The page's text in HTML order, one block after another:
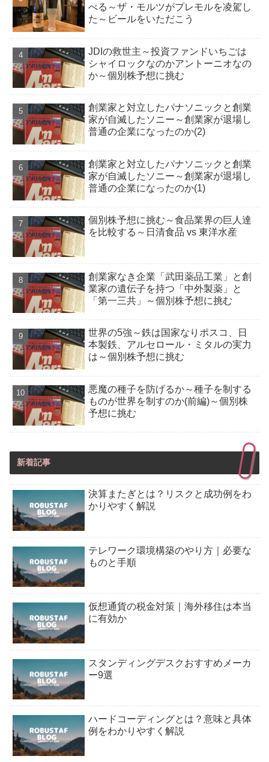
べる～ザ・モルツがプレモルを凌駕し
た～ビールをいただこう
JDIの救世主～投資ファンドいちごは
シャイロックなのかアントーニオなの
か～個別株予想に挑む
創業家と対立したパナソニックと創業
家が自滅したソニー～創業家が退場し
普通の企業になったのか(2)
創業家と対立したパナソニックと創業
家が自滅したソニー～創業家が退場し
普通の企業になったのか(1)
個別株予想に挑む～食品業界の巨人達
を比較する～日清食品 vs 東洋水産
創業家なき企業「武田薬品工業」と創
業家の遺伝子を持つ「中外製薬」と
「第一三共」～個別株予想に挑む
世界の5強～鉄は国家なりポスコ、日
本製鉄、アルセロール・ミタルの実力
は～個別株予想に挑む
悪魔の種子を防げるか～種子を制する
ものが世界を制すのか(前編)～個別株
予想に挑む
新着記事
決算またぎとは？リスクと成功例をわ
かりやすく解説
テレワーク環境構築のやり方｜必要な
ものと手順
仮想通貨の税金対策｜海外移住は本当
に有効か
スタンディングデスクおすすめメーカ
ー9選
ハードコーディングとは？意味と具体
例をわかりやすく解説